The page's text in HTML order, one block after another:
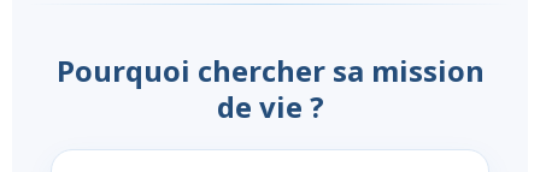
Pourquoi chercher sa mission
de vie ?